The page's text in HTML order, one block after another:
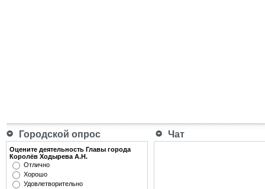
Городской опрос Чат
Оцените деятельность Главы города
Королёв Ходырева А.Н.
Отлично
Хорошо
Удовлетворительно